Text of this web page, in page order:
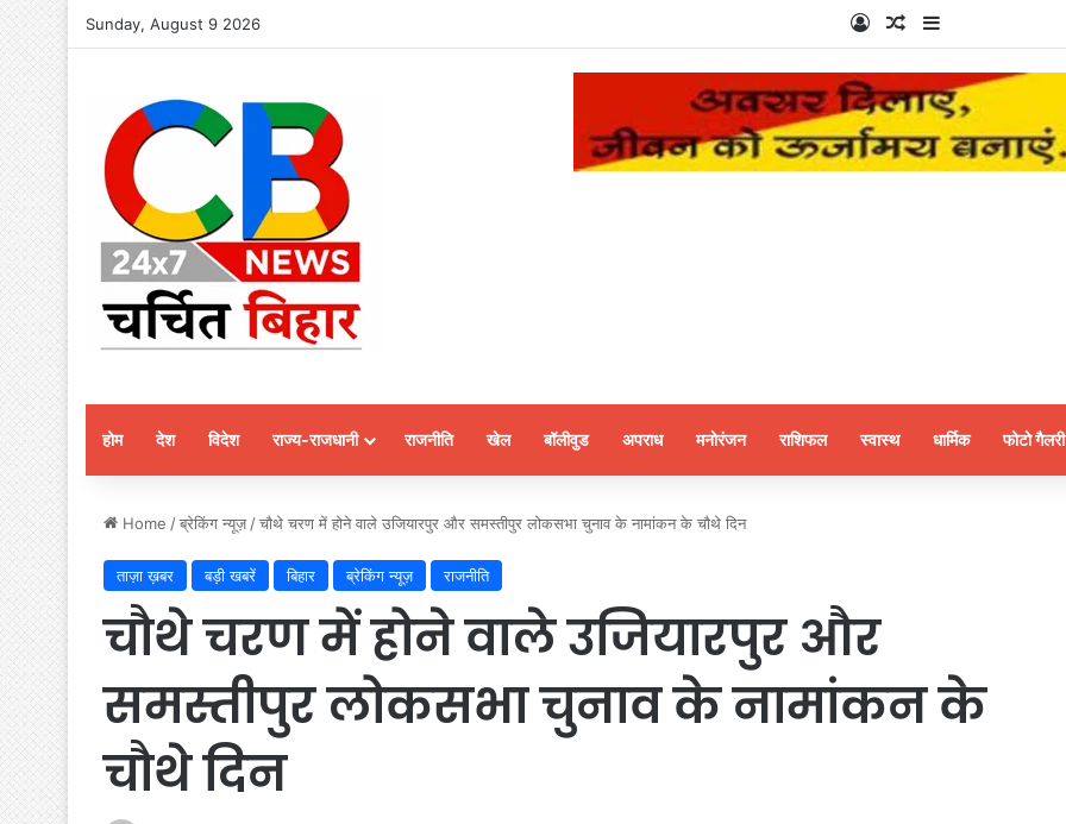
Sunday, August 9 2026 Log InRandom Article
Sidebar
होम देश विदेश राज्य-राजधानी राजनीति खेल बॉलीवुड अपराध मनोरंजन राशिफल स्वास्थ धार्मिक फोटो गैलरी
Home /ब्रेकिंग न्यूज़ /चौथे चरण में होने वाले उजियारपुर और समस्तीपुर लोकसभा चुनाव के नामांकन के चौथे दिन
ताज़ा ख़बर बड़ी खबरें बिहार ब्रेकिंग न्यूज़ राजनीति
चौथे चरण में होने वाले उजियारपुर और
समस्तीपुर लोकसभा चुनाव के नामांकन के
चौथे दिन